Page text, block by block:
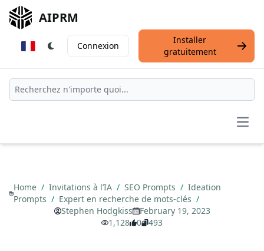
AIPRM
Connexion
Installer
gratuitement
Home / Invitations à l’IA / SEO Prompts / Ideation
Prompts / Expert en recherche de mots-clés /
Stephen Hodgkiss
February 19, 2023
1,128
0 493